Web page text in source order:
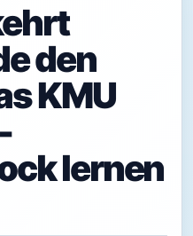
den
KMU
lernen